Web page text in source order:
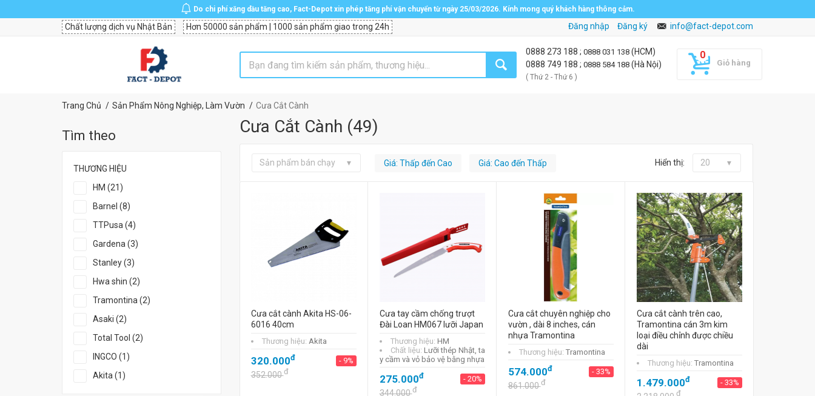
Do chi phí xăng dầu tăng cao, Fact-Depot xin phép tăng phí vận chuyển từ ngày 25/03/2026. Kính mong quý khách hàng thông cảm.
Chất lượng dịch vụ Nhật Bản Hơn 50000 sản phẩm | 1000 sản phẩm giao trong 24h Đăng nhập Đăng ký info@fact-depot.com
Giỏ hàng
0888 273 188 ; 0888 031 138 (HCM)
0888 749 188 ; 0888 584 188 (Hà Nội)
( Thứ 2 - Thứ 6 )
Trang Chủ Sản Phẩm Nông Nghiệp, Làm Vườn Cưa Cắt Cành
Tìm theo
THƯƠNG HIỆU
HM (21)
Barnel (8)
TTPusa (4)
Gardena (3)
Stanley (3)
Hwa shin (2)
Tramontina (2)
Asaki (2)
Total Tool (2)
INGCO (1)
Akita (1)
Cưa Cắt Cành (49)
Hiển thị: 20
Sản phẩm bán chạy Giá: Thấp đến Cao Giá: Cao đến Thấp
Cưa cắt cành Akita HS-06-
6016 40cm
Thương hiệu: Akita
320.000đ - 9%
352.000đ
Cưa tay cầm chống trượt
Đài Loan HM067 lưỡi Japan
Thương hiệu: HM
Chất liệu: Lưỡi thép Nhật, ta
y cầm và vỏ bảo vệ bằng nhựa
275.000đ - 20%
344.000đ
Cưa cắt chuyên nghiệp cho
vườn , dài 8 inches, cán
nhựa Tramontina
Thương hiệu: Tramontina
574.000đ - 33%
861.000đ
Cưa cắt cành trên cao,
Tramontina cán 3m kim
loại điều chỉnh được chiều
dài
Thương hiệu: Tramontina
1.479.000đ - 33%
đ